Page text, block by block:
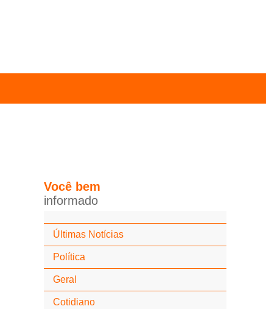
Você bem
informado
Últimas Notícias
Política
Geral
Cotidiano